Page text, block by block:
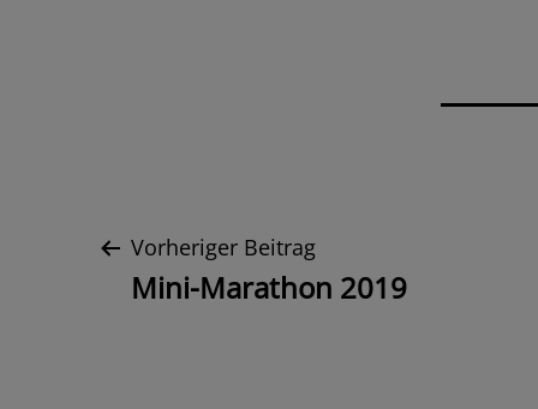
Beitrags-
Vorheriger Beitrag
Mini-Marathon 2019